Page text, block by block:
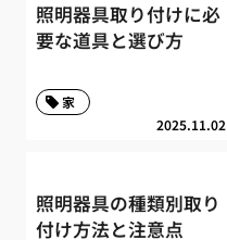
照明器具取り付けに必
要な道具と選び方
2025.11.02
家
照明器具の種類別取り
付け方法と注意点